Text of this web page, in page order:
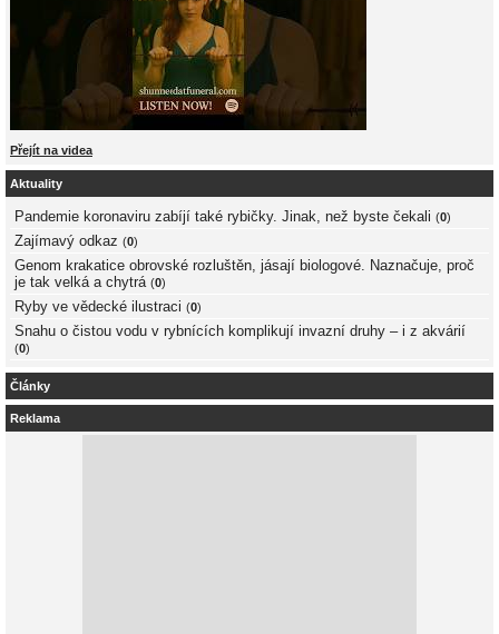
Přejít na videa
Aktuality
Pandemie koronaviru zabíjí také rybičky. Jinak, než byste čekali (0)
Zajímavý odkaz (0)
Genom krakatice obrovské rozluštěn, jásají biologové. Naznačuje, proč
je tak velká a chytrá (0)
Ryby ve vědecké ilustraci (0)
Snahu o čistou vodu v rybnících komplikují invazní druhy – i z akvárií
(0)
Články
Reklama